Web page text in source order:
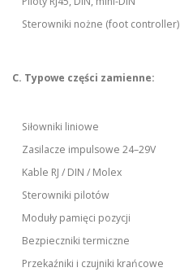
Sterowniki nożne (foot controller)
C. Typowe części zamienne:
Siłowniki liniowe
Zasilacze impulsowe 24–29V
Kable RJ / DIN / Molex
Sterowniki pilotów
Moduły pamięci pozycji
Bezpieczniki termiczne
Przekaźniki i czujniki krańcowe